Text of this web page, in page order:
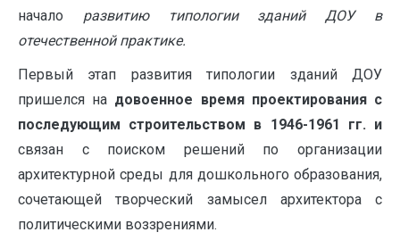
начало развитию типологии зданий ДОУ в
отечественной практике.
Первый этап развития типологии зданий ДОУ
пришелся на довоенное время проектирования с
последующим строительством в 1946-1961 гг. и
связан с поиском решений по организации
архитектурной среды для дошкольного образования,
сочетающей творческий замысел архитектора с
политическими воззрениями.